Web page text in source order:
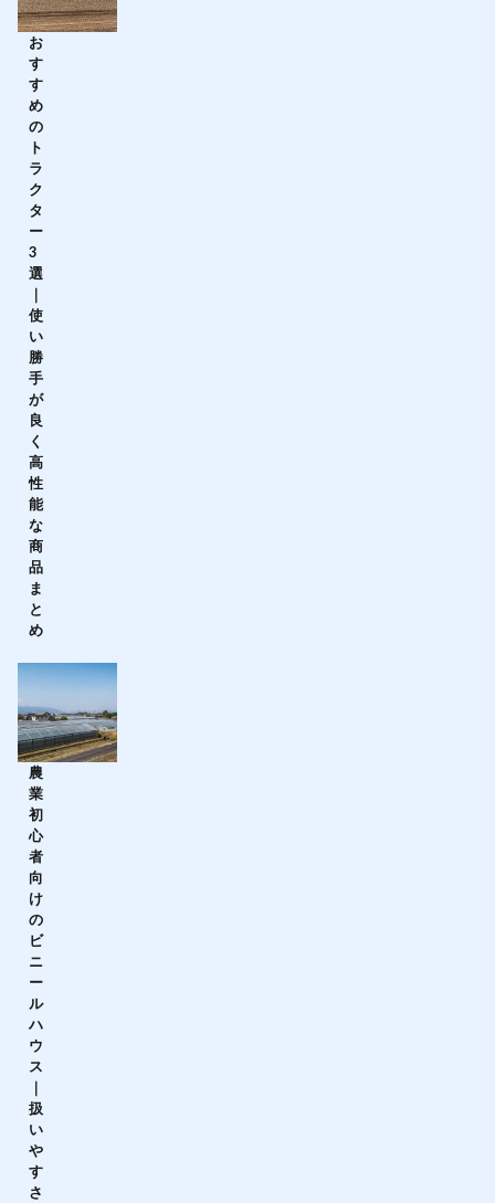
お
す
す
め
の
ト
ラ
ク
タ
ー
3
選
｜
使
い
勝
手
が
良
く
高
性
能
な
商
品
ま
と
め
農
業
初
心
者
向
け
の
ビ
ニ
ー
ル
ハ
ウ
ス
｜
扱
い
や
す
さ